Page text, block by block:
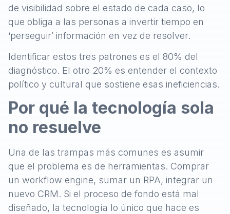
de visibilidad sobre el estado de cada caso, lo
que obliga a las personas a invertir tiempo en
‘perseguir’ información en vez de resolver.
Identificar estos tres patrones es el 80% del
diagnóstico. El otro 20% es entender el contexto
político y cultural que sostiene esas ineficiencias.
Por qué la tecnología sola
no resuelve
Una de las trampas más comunes es asumir
que el problema es de herramientas. Comprar
un workflow engine, sumar un RPA, integrar un
nuevo CRM. Si el proceso de fondo está mal
diseñado, la tecnología lo único que hace es